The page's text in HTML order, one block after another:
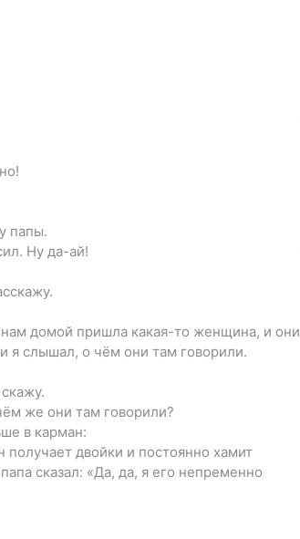
папы.
Ну да-ай!
домой пришла какая-то женщина, и они
я слышал, о чём они там говорили.
же они там говорили?
в карман:
двойки и постоянно хамит
сказал: «Да, да, я его непременно